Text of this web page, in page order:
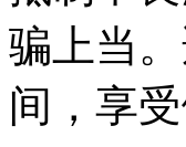
骗上当
间，享